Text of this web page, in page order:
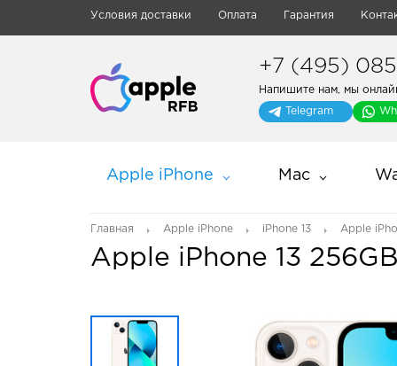
Условия доставки Оплата Гарантия
+7 (495) 085-
Напишите нам, мы
Telegram
Apple iPhone Mac
Главная Apple iPhone iPhone 13 Apple
Apple iPhone 13